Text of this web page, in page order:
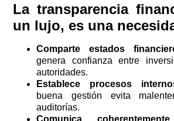
La transparencia
un lujo, es una
Comparte estados
genera confianza entre
autoridades.
Establece procesos
buena gestión evita
auditorías.
Comunica